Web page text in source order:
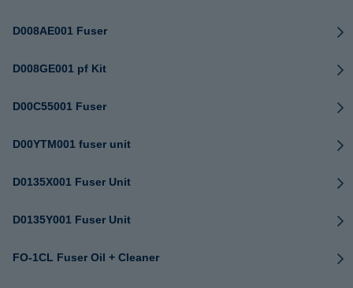
D008AE001 Fuser
D008GE001 pf Kit
D00C55001 Fuser
D00YTM001 fuser unit
D0135X001 Fuser Unit
D0135Y001 Fuser Unit
FO-1CL Fuser Oil + Cleaner